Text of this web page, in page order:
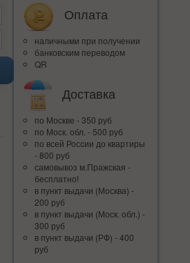
Оплата
наличными при получении
банковским переводом
QR
Доставка
по Москве - 350 руб
по Моск. обл. - 500 руб
по всей Росcии до квартиры
- 800 руб
самовывоз м.Пражская -
бесплатно!
в пункт выдачи (Москва) -
200 руб
в пункт выдачи (Моск. обл.) -
300 руб
в пункт выдачи (РФ) - 400
руб